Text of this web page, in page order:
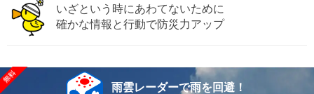
いざという時にあわてないために
確かな情報と行動で防災力アップ
雨雲レーダーで雨を回避！